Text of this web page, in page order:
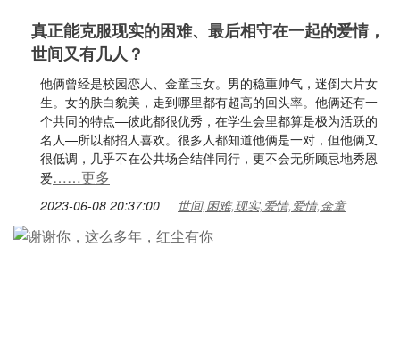
真正能克服现实的困难、最后相守在一起的爱情，
世间又有几人？
他俩曾经是校园恋人、金童玉女。男的稳重帅气，迷倒大片女
生。女的肤白貌美，走到哪里都有超高的回头率。他俩还有一
个共同的特点—彼此都很优秀，在学生会里都算是极为活跃的
名人—所以都招人喜欢。很多人都知道他俩是一对，但他俩又
很低调，几乎不在公共场合结伴同行，更不会无所顾忌地秀恩
爱……更多
2023-06-08 20:37:00 世间,困难,现实,爱情,爱情,金童